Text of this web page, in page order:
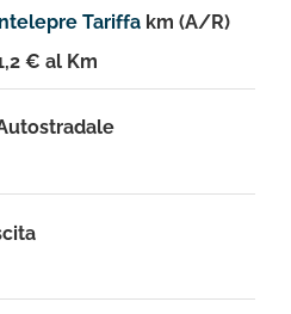
Tariffa km (A/R)
€ al Km